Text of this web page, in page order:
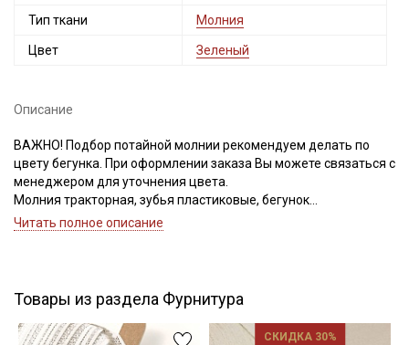
Тип ткани Молния
Цвет Зеленый
Описание
ВАЖНО! Подбор потайной молнии рекомендуем делать по
цвету бегунка. При оформлении заказа Вы можете связаться с
менеджером для уточнения цвета.
Молния тракторная, зубья пластиковые, бегунок
металлический, номер соответствует ширине зубьев.
Читать полное описание
Товары из раздела Фурнитура
СКИДКА 30%
промокоды и скидки до 30% на узкие
категории тканей
Подписаться
Ознакомлен(а) с Политикой обработки персональных
данныхи даюСогласие на обработку персональных
информационных рассылок